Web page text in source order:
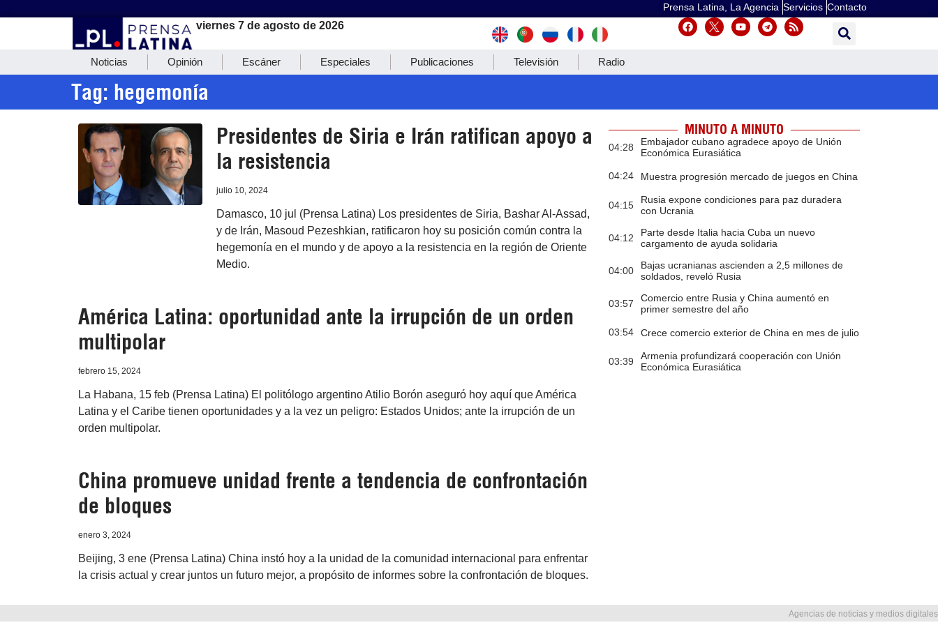
Prensa Latina, La Agencia Servicios Contacto
viernes 7 de agosto de 2026
Noticias Opinión Escáner Especiales Publicaciones Televisión Radio
Tag: hegemonía
Presidentes de Siria e Irán ratifican apoyo a
la resistencia
julio 10, 2024
Damasco, 10 jul (Prensa Latina) Los presidentes de Siria, Bashar Al-Assad,
y de Irán, Masoud Pezeshkian, ratificaron hoy su posición común contra la
hegemonía en el mundo y de apoyo a la resistencia en la región de Oriente
Medio.
América Latina: oportunidad ante la irrupción de un orden
multipolar
febrero 15, 2024
La Habana, 15 feb (Prensa Latina) El politólogo argentino Atilio Borón aseguró hoy aquí que América
Latina y el Caribe tienen oportunidades y a la vez un peligro: Estados Unidos; ante la irrupción de un
orden multipolar.
China promueve unidad frente a tendencia de confrontación
de bloques
enero 3, 2024
Beijing, 3 ene (Prensa Latina) China instó hoy a la unidad de la comunidad internacional para enfrentar
la crisis actual y crear juntos un futuro mejor, a propósito de informes sobre la confrontación de bloques.
MINUTO A MINUTO
04:28
Embajador cubano agradece apoyo de Unión
Económica Eurasiática
04:24 Muestra progresión mercado de juegos en China
04:15
Rusia expone condiciones para paz duradera
con Ucrania
04:12
Parte desde Italia hacia Cuba un nuevo
cargamento de ayuda solidaria
04:00
Bajas ucranianas ascienden a 2,5 millones de
soldados, reveló Rusia
03:57
Comercio entre Rusia y China aumentó en
primer semestre del año
03:54 Crece comercio exterior de China en mes de julio
03:39
Armenia profundizará cooperación con Unión
Económica Eurasiática
Agencias de noticias y medios digitales